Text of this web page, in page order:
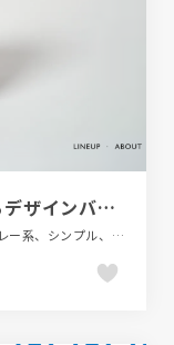
Shupatto - シュパッとたためるデザインバッグ
かわいい、インテリア・家具・雑貨・家電、グレー系、シンプル、スクロールエフェクト、ブランド・サービスサイト、ポップ、モーション多め、動画が流れる、商品紹介